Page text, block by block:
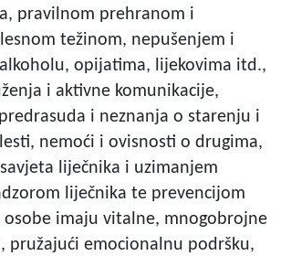
pravilnom prehranom i
težinom, nepušenjem i
opijatima, lijekovima itd.,
i aktivne komunikacije,
i neznanja o starenju i
nemoći i ovisnosti o drugima,
liječnika i uzimanjem
liječnika te prevencijom
osobe imaju vitalne, mnogobrojne
pružajući emocionalnu podršku,